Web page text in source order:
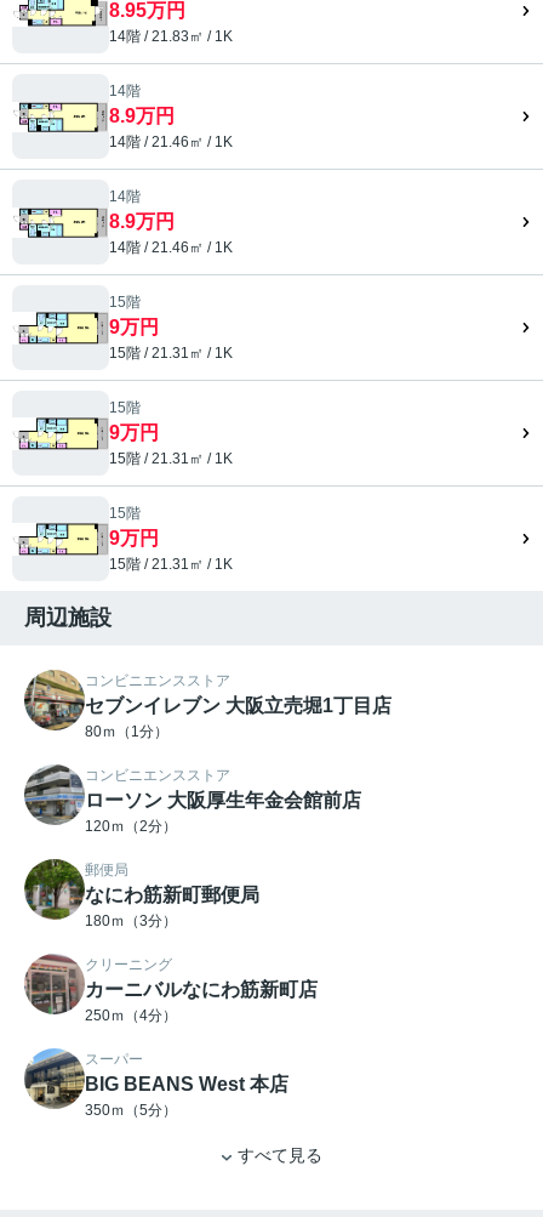
8.95万円
14階 / 21.83㎡ / 1K
14階
8.9万円
14階 / 21.46㎡ / 1K
14階
8.9万円
14階 / 21.46㎡ / 1K
15階
9万円
15階 / 21.31㎡ / 1K
15階
9万円
15階 / 21.31㎡ / 1K
15階
9万円
15階 / 21.31㎡ / 1K
周辺施設
コンビニエンスストア
セブンイレブン 大阪立売堀1丁目店
80ｍ（1分）
コンビニエンスストア
ローソン 大阪厚生年金会館前店
120ｍ（2分）
郵便局
なにわ筋新町郵便局
180ｍ（3分）
クリーニング
カーニバルなにわ筋新町店
250ｍ（4分）
スーパー
BIG BEANS West 本店
350ｍ（5分）
すべて見る